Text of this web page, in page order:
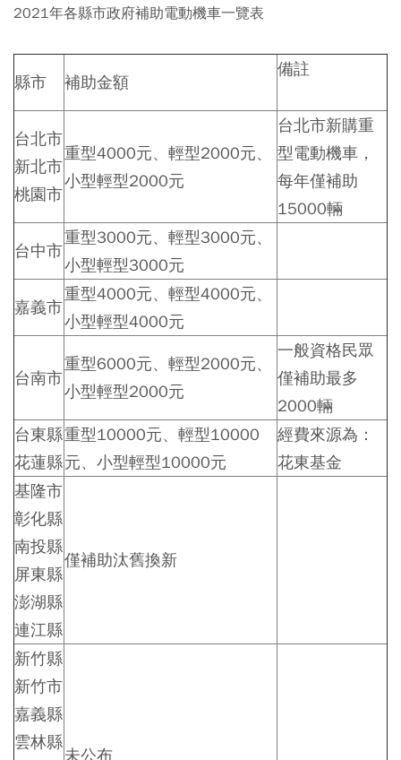
2021年各縣市政府補助電動機車一覽表
縣市 補助金額
備註
台北市
新北市
桃園市
重型4000元、輕型2000元、
小型輕型2000元
台北市新購重
型電動機車，
每年僅補助
15000輛
台中市
重型3000元、輕型3000元、
小型輕型3000元
嘉義市
重型4000元、輕型4000元、
小型輕型4000元
台南市
重型6000元、輕型2000元、
小型輕型2000元
一般資格民眾
僅補助最多
2000輛
台東縣
花蓮縣
重型10000元、輕型10000
元、小型輕型10000元
經費來源為：
花東基金
基隆市
彰化縣
南投縣
屏東縣
澎湖縣
連江縣
僅補助汰舊換新
新竹縣
新竹市
嘉義縣
雲林縣
未公布